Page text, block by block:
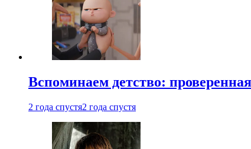
Вспоминаем детство:
2 года спустя2 года спустя